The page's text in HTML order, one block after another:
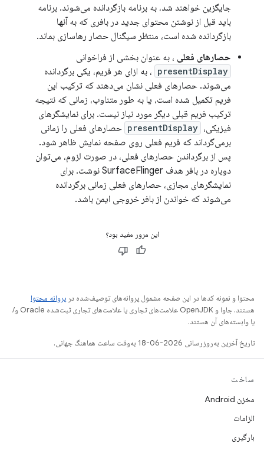
جایگزین خواهند شد، به برنامه بازگردانده می‌شوند. برنامه
باید قبل از نوشتن محتوای جدید در بافری که به آنها
بازگردانده شده است، منتظر سیگنال حصار رهاسازی بماند.
حصارهای فعلی ، به عنوان بخشی از فراخوانی
presentDisplay ، به ازای هر فریم، یکی برگردانده
می‌شوند. حصارهای فعلی نشان می‌دهند که ترکیب این
فریم تکمیل شده است، یا به طور متناوب، زمانی که نتیجه
ترکیب فریم قبلی دیگر مورد نیاز نیست. برای نمایشگرهای
فیزیکی، presentDisplay حصارهای فعلی را زمانی
برمی‌گرداند که فریم فعلی روی صفحه نمایش ظاهر شود.
پس از برگرداندن حصارهای فعلی، در صورت لزوم، می‌توان
دوباره در بافر هدف SurfaceFlinger نوشت. برای
نمایشگرهای مجازی، حصارهای فعلی زمانی برگردانده
می‌شوند که خواندن از بافر خروجی ایمن باشد.
این مرور مفید بود؟
محتوا و نمونه کدها در این صفحه مشمول پروانه‌های توصیف‌شده در پروانه محتوا
هستند. جاوا و OpenJDK علامت‌های تجاری یا علامت‌های تجاری ثبت‌شده Oracle و/
یا وابسته‌های آن هستند.
تاریخ آخرین به‌روزرسانی 2026-06-18 به‌وقت ساعت هماهنگ جهانی.
ساخت
مخزن Android
الزامات
بارگیری